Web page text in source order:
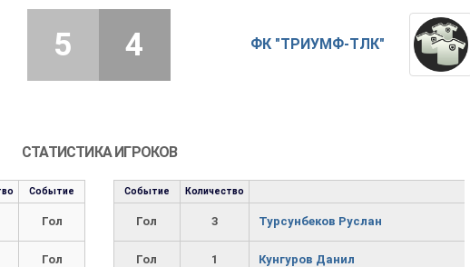
ФК "ТРИУМФ-ТЛК"
5 4
СТАТИСТИКА ИГРОКОВ
Событие
Гол
Гол
Событие Количество
Гол 3 Турсунбеков Руслан
Гол 1 Кунгуров Данил